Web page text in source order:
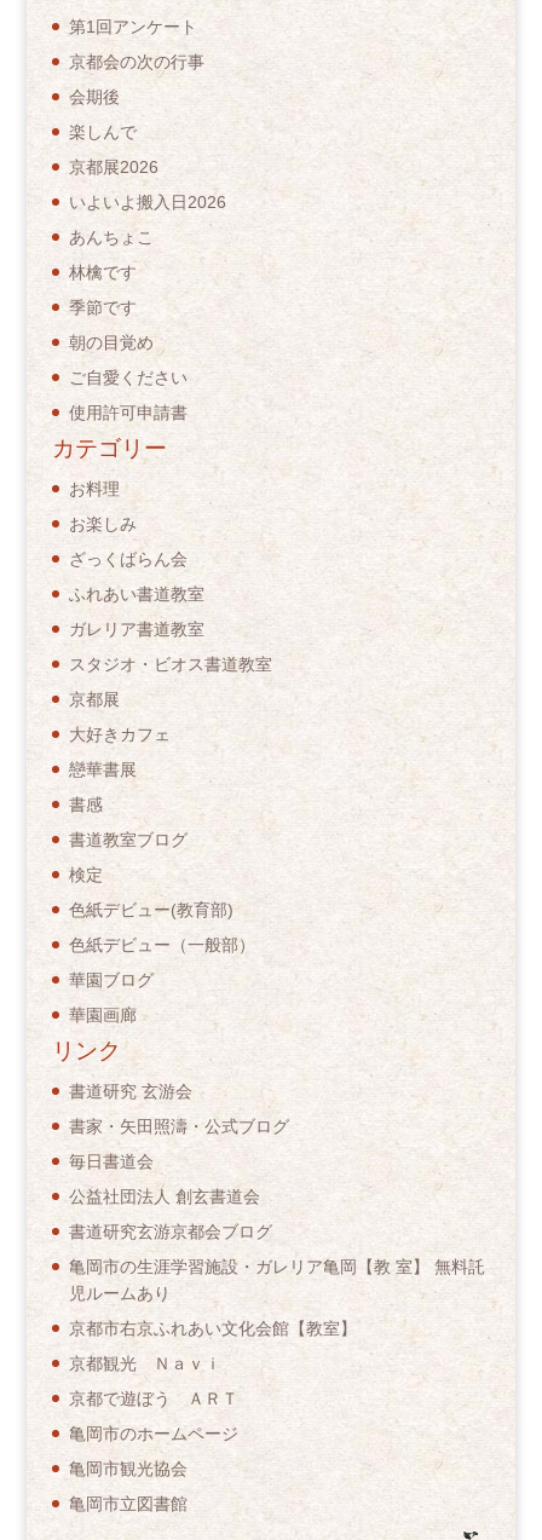
第1回アンケート
京都会の次の行事
会期後
楽しんで
京都展2026
いよいよ搬入日2026
あんちょこ
林檎です
季節です
朝の目覚め
ご自愛ください
使用許可申請書
カテゴリー
お料理
お楽しみ
ざっくばらん会
ふれあい書道教室
ガレリア書道教室
スタジオ・ビオス書道教室
京都展
大好きカフェ
戀華書展
書感
書道教室ブログ
検定
色紙デビュー(教育部)
色紙デビュー（一般部）
華園ブログ
華園画廊
リンク
書道研究 玄游会
書家・矢田照濤・公式ブログ
毎日書道会
公益社団法人 創玄書道会
書道研究玄游京都会ブログ
亀岡市の生涯学習施設・ガレリア亀岡【教 室】 無料託
児ルームあり
京都市右京ふれあい文化会館【教室】
京都観光 Ｎａｖｉ
京都で遊ぼう ＡＲＴ
亀岡市のホームページ
亀岡市観光協会
亀岡市立図書館